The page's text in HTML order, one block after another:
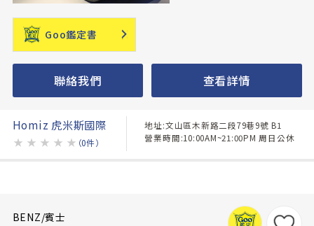
Goo鑑定書
聯絡我們 查看詳情
Homiz 虎米斯國際
★ ★ ★ ★ ★ （0件）
地址:文山區木新路二段79巷9號 B1
營業時間:10:00AM~21:00PM 周日公休
BENZ/賓士